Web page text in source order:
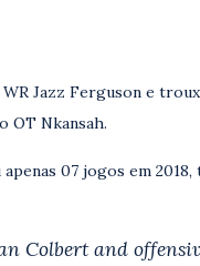
Jazz Ferguson e
OT Nkansah.
07 jogos em
Colbert and